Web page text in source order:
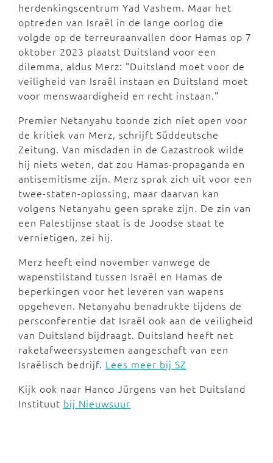
herdenkingscentrum Yad Vashem. Maar het
optreden van Israël in de lange oorlog die
volgde op de terreuraanvallen door Hamas op 7
oktober 2023 plaatst Duitsland voor een
dilemma, aldus Merz: "Duitsland moet voor de
veiligheid van Israël instaan en Duitsland moet
voor menswaardigheid en recht instaan."
Premier Netanyahu toonde zich niet open voor
de kritiek van Merz, schrijft Süddeutsche
Zeitung. Van misdaden in de Gazastrook wilde
hij niets weten, dat zou Hamas-propaganda en
antisemitisme zijn. Merz sprak zich uit voor een
twee-staten-oplossing, maar daarvan kan
volgens Netanyahu geen sprake zijn. De zin van
een Palestijnse staat is de Joodse staat te
vernietigen, zei hij.
Merz heeft eind november vanwege de
wapenstilstand tussen Israël en Hamas de
beperkingen voor het leveren van wapens
opgeheven. Netanyahu benadrukte tijdens de
persconferentie dat Israël ook aan de veiligheid
van Duitsland bijdraagt. Duitsland heeft net
raketafweersystemen aangeschaft van een
Israëlisch bedrijf. Lees meer bij SZ
Kijk ook naar Hanco Jürgens van het Duitsland
Instituut bij Nieuwsuur